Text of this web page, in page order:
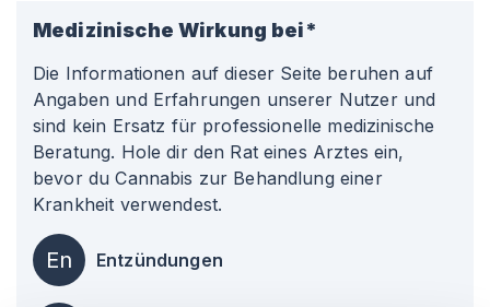
Medizinische Wirkung bei*
Die Informationen auf dieser Seite beruhen auf
Angaben und Erfahrungen unserer Nutzer und
sind kein Ersatz für professionelle medizinische
Beratung. Hole dir den Rat eines Arztes ein,
bevor du Cannabis zur Behandlung einer
Krankheit verwendest.
En Entzündungen